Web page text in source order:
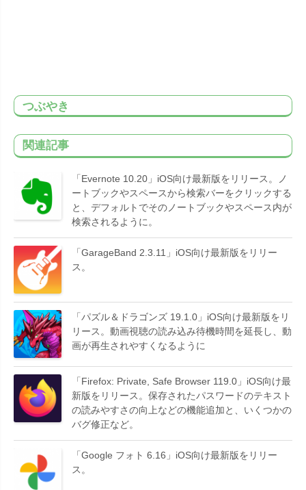
つぶやき
関連記事
「Evernote 10.20」iOS向け最新版をリリース。ノ
ートブックやスペースから検索バーをクリックする
と、デフォルトでそのノートブックやスペース内が
検索されるように。
「GarageBand 2.3.11」iOS向け最新版をリリー
ス。
「パズル＆ドラゴンズ 19.1.0」iOS向け最新版をリ
リース。動画視聴の読み込み待機時間を延長し、動
画が再生されやすくなるように
「Firefox: Private, Safe Browser 119.0」iOS向け最
新版をリリース。保存されたパスワードのテキスト
の読みやすさの向上などの機能追加と、いくつかの
バグ修正など。
「Google フォト 6.16」iOS向け最新版をリリー
ス。